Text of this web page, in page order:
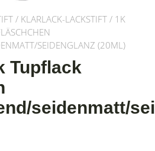
/ KLARLACK-LACKSTIFT / 1K
SEIDENGLANZ (20ML)
Tupflack
seidenmatt/